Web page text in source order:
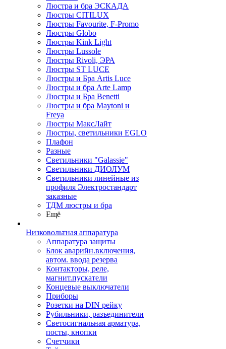
Люстра и бра ЭСКАДА
Люстры CITILUX
Люстры Favourite, F-Promo
Люстры Globo
Люстры Kink Light
Люстры Lussole
Люстры Rivoli, ЭРА
Люстры ST LUCE
Люстры и Бра Artis Luce
Люстры и бра Arte Lamp
Люстры и Бра Benetti
Люстры и бра Maytoni и
Freya
Люстры МаксЛайт
Люстры, светильники EGLO
Плафон
Разные
Светильники "Galassie"
Светильники ДИОЛУМ
Светильники линейные из
профиля Электростандарт
заказные
ТДМ люстры и бра
Ещё
Низковольтная аппаратура
Аппаратура защиты
Блок аварийн.включения,
автом. ввода резерва
Контакторы, реле,
магнит.пускатели
Концевые выключатели
Приборы
Розетки на DIN рейку
Рубильники, разъединители
Светосигнальная арматура,
посты, кнопки
Счетчики